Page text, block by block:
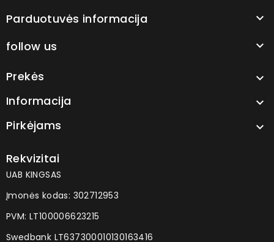
Parduotuvės informacija 
follow us 
Prekės 
Informacija 
Pirkėjams 
Rekvizitai
UAB KINGSAS
Įmonės kodas: 302712953
PVM: LT100006623215
Swedbank LT637300010130163416